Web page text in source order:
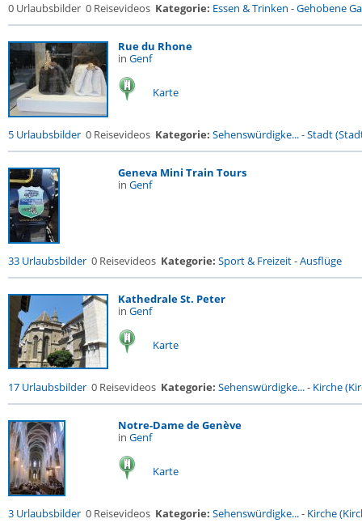
0 Urlaubsbilder 0 Reisevideos Kategorie: Essen & Trinken -Gehobene
Rue du Rhone
in Genf
Karte
5 Urlaubsbilder 0 Reisevideos Kategorie: Sehenswürdigke...-Stadt
Geneva Mini Train Tours
in Genf
33 Urlaubsbilder 0 Reisevideos Kategorie: Sport & Freizeit-Ausflüge
Kathedrale St. Peter
in Genf
Karte
17 Urlaubsbilder 0 Reisevideos Kategorie: Sehenswürdigke...- Kirche
Notre-Dame de Genève
in Genf
Karte
3 Urlaubsbilder 0 Reisevideos Kategorie: Sehenswürdigke...- Kirche